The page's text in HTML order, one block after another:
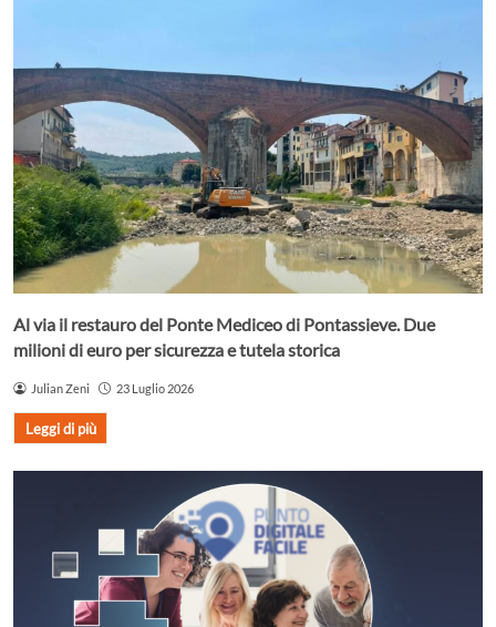
Al via il restauro del Ponte Mediceo di Pontassieve. Due
milioni di euro per sicurezza e tutela storica
Julian Zeni 23 Luglio 2026
Leggi di più